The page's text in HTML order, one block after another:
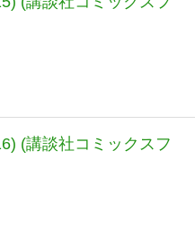
(講談社コミックスフ